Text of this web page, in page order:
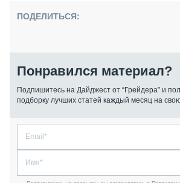
ПОДЕЛИТЬСЯ:
Понравился материал?
Подпишитесь на Дайджест от “Грейдера” и
подборку лучших статей каждый месяц на